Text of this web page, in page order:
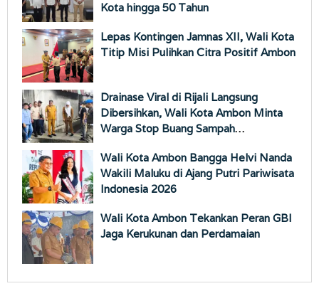
Kota hingga 50 Tahun
Lepas Kontingen Jamnas XII, Wali Kota
Titip Misi Pulihkan Citra Positif Ambon
Drainase Viral di Rijali Langsung
Dibersihkan, Wali Kota Ambon Minta
Warga Stop Buang Sampah
Wali Kota Ambon Bangga Helvi Nanda
Wakili Maluku di Ajang Putri Pariwisata
Indonesia 2026
Wali Kota Ambon Tekankan Peran GBI
Jaga Kerukunan dan Perdamaian